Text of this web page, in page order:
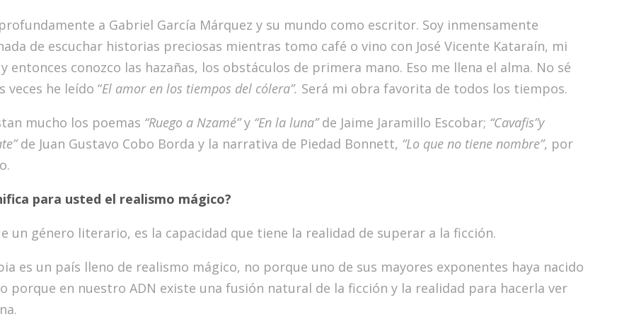
a Gabriel García Márquez y su mundo como escritor. Soy inmensamente
de escuchar historias preciosas mientras tomo café o vino con José Vicente Kataraín, mi
entonces conozco las hazañas, los obstáculos de primera mano. Eso me llena el alma. No sé
veces he leído “El amor en los tiempos del cólera”. Será mi obra favorita de todos los tiempos.
mucho los poemas “Ruego a Nzamé”y “En la luna”de Jaime Jaramillo Escobar; “Cavafis”y
de Juan Gustavo Cobo Borda y la narrativa de Piedad Bonnett, “Lo que no tiene nombre”, por
para usted el realismo mágico?
un género literario, es la capacidad que tiene la realidad de superar a la ficción.
es un país lleno de realismo mágico, no porque uno de sus mayores exponentes haya nacido
porque en nuestro ADN existe una fusión natural de la ficción y la realidad para hacerla ver